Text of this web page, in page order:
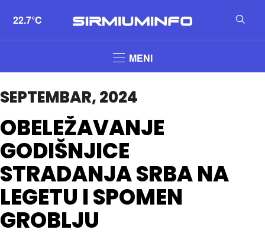
22.7°C
MENI
SEPTEMBAR, 2024
OBELEŽAVANJE
GODIŠNJICE
STRADANJA SRBA NA
LEGETU I SPOMEN
GROBLJU